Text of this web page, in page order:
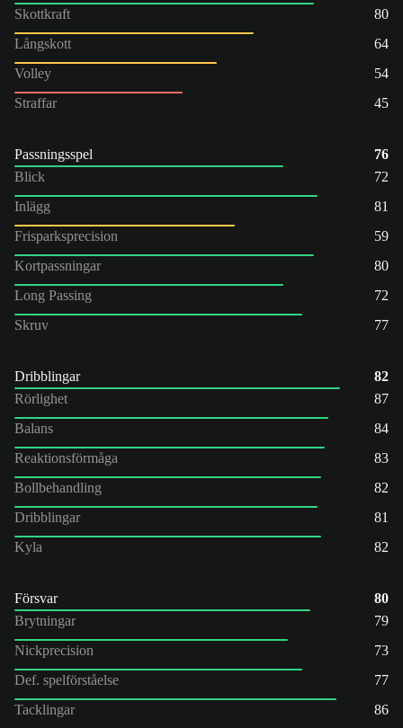
Skottkraft
80
Långskott
64
Volley
54
Straffar
45
Passningsspel
76
Blick
72
Inlägg
81
Frisparksprecision
59
Kortpassningar
80
Long Passing
72
Skruv
77
Dribblingar
82
Rörlighet
87
Balans
84
Reaktionsförmåga
83
Bollbehandling
82
Dribblingar
81
Kyla
82
Försvar
80
Brytningar
79
Nickprecision
73
Def. spelförståelse
77
Tacklingar
86